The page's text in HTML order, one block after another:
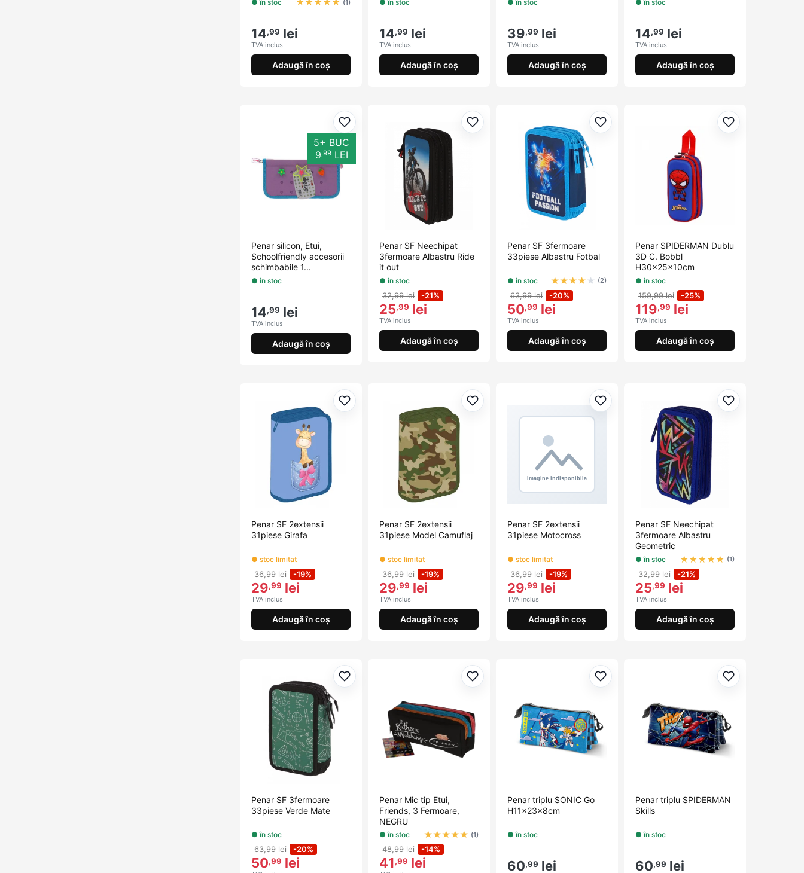
● în stoc ★★★★★ (1)
14,99 lei
TVA inclus
Adaugă în coș
● în stoc
14,99 lei
TVA inclus
Adaugă în coș
● în stoc
39,99 lei
TVA inclus
Adaugă în coș
● în stoc
14,99 lei
TVA inclus
Adaugă în coș
Adaugă la favorite
5+ BUC
9 ,99LEI
Penar silicon, Etui,
Schoolfriendly accesorii
schimbabile 1...
● în stoc
14,99 lei
TVA inclus
Adaugă în coș
Adaugă la favorite
Penar SF Neechipat
3fermoare Albastru Ride
it out
● în stoc
32,99 lei -21%
25,99 lei
TVA inclus
Adaugă în coș
Adaugă la favorite
Penar SF 3fermoare
33piese Albastru Fotbal
● în stoc ★★★★ ★ (2)
63,99 lei -20%
50,99 lei
TVA inclus
Adaugă în coș
Adaugă la
Penar SPIDERMAN Dublu
3D C. Bobbl
H30x25x10cm
● în stoc
159,99 lei -25%
119,99 lei
TVA inclus
Adaugă în coș
Adaugă la favorite
Penar SF 2extensii
31piese Girafa
● stoc limitat
36,99 lei -19%
29,99 lei
TVA inclus
Adaugă în coș
Adaugă la favorite
Penar SF 2extensii
31piese Model Camuflaj
● stoc limitat
36,99 lei -19%
29,99 lei
TVA inclus
Adaugă în coș
Adaugă la favorite
Penar SF 2extensii
31piese Motocross
● stoc limitat
36,99 lei -19%
29,99 lei
TVA inclus
Adaugă în coș
Adaugă la
Penar SF Neechipat
3fermoare Albastru
Geometric
● în stoc ★★★★★ (1)
32,99 lei -21%
25,99 lei
TVA inclus
Adaugă în coș
Adaugă la favorite
Penar SF 3fermoare
33piese Verde Mate
● în stoc
63,99 lei -20%
50,99 lei
Adaugă la favorite
Penar Mic tip Etui,
Friends, 3 Fermoare,
NEGRU
● în stoc ★★★★★ (1)
48,99 lei -14%
41,99 lei
Adaugă la favorite
Penar triplu SONIC Go
H11x23x8cm
● în stoc
60,99 lei
Adaugă la
Penar triplu SPIDERMAN
Skills
● în stoc
60,99 lei